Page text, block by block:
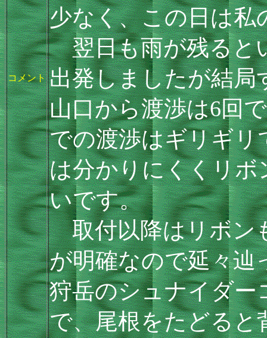
コメント
少なく、この日は私
翌日も雨が残ると
出発しましたが結局
山口から渡渉は6回
での渡渉はギリギリ
は分かりにくくリ
いです。
取付以降はリボン
が明確なので延々辿
狩岳のシュナイダー
で、尾根をたどると